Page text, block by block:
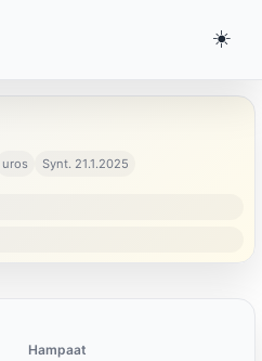
☀️
uros Synt. 21.1.2025
Hampaat